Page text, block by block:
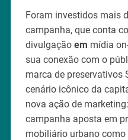
Foram investidos mais
campanha, que conta
divulgação em mídia
sua conexão com o
marca de preservativos
cenário icônico da
nova ação de
campanha aposta em
mobiliário urbano